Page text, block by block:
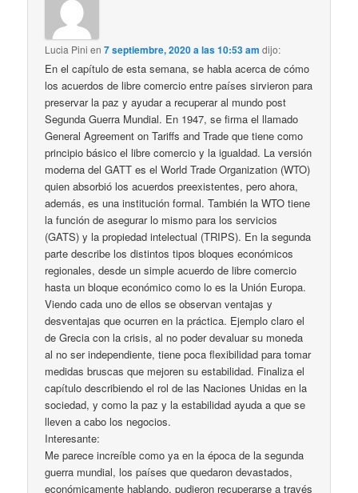
Lucia Pini en7 septiembre, 2020 a las 10:53 am dijo:
En el capítulo de esta semana, se habla acerca de cómo
los acuerdos de libre comercio entre países sirvieron para
preservar la paz y ayudar a recuperar al mundo post
Segunda Guerra Mundial. En 1947, se firma el llamado
General Agreement on Tariffs and Trade que tiene como
principio básico el libre comercio y la igualdad. La versión
moderna del GATT es el World Trade Organization (WTO)
quien absorbió los acuerdos preexistentes, pero ahora,
además, es una institución formal. También la WTO tiene
la función de asegurar lo mismo para los servicios
(GATS) y la propiedad intelectual (TRIPS). En la segunda
parte describe los distintos tipos bloques económicos
regionales, desde un simple acuerdo de libre comercio
hasta un bloque económico como lo es la Unión Europa.
Viendo cada uno de ellos se observan ventajas y
desventajas que ocurren en la práctica. Ejemplo claro el
de Grecia con la crisis, al no poder devaluar su moneda
al no ser independiente, tiene poca flexibilidad para tomar
medidas bruscas que mejoren su estabilidad. Finaliza el
capítulo describiendo el rol de las Naciones Unidas en la
sociedad, y como la paz y la estabilidad ayuda a que se
lleven a cabo los negocios.
Interesante:
Me parece increíble como ya en la época de la segunda
guerra mundial, los países que quedaron devastados,
económicamente hablando, pudieron recuperarse a través